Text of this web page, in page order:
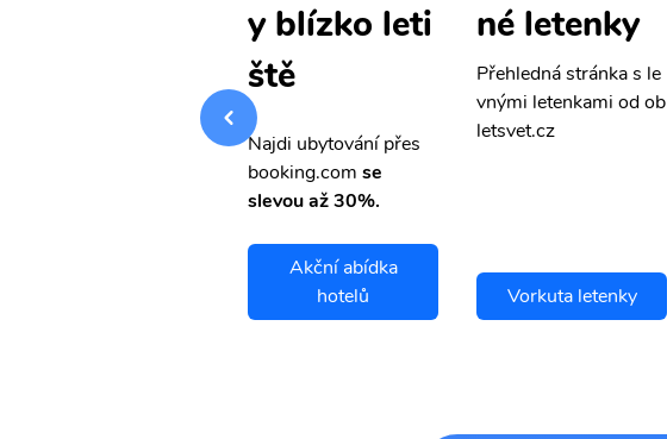
vnými letenkami od ob
y blízko leti
ště
Najdi ubytování přes
booking.com se
slevou až 30%.
Akční abídka
hotelů
né letenky
Přehledná stránka s le
vnými letenkami od ob
letsvet.cz
Vorkuta letenky